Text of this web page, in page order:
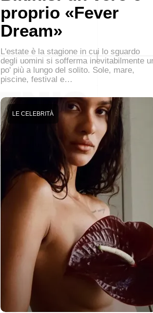
proprio «Fever
Dream»
L'estate è la stagione in cui lo sguardo
degli uomini si sofferma inevitabilmente
po' più a lungo del solito. Sole, mare,
piscine, festival e…
LE CELEBRITÀ